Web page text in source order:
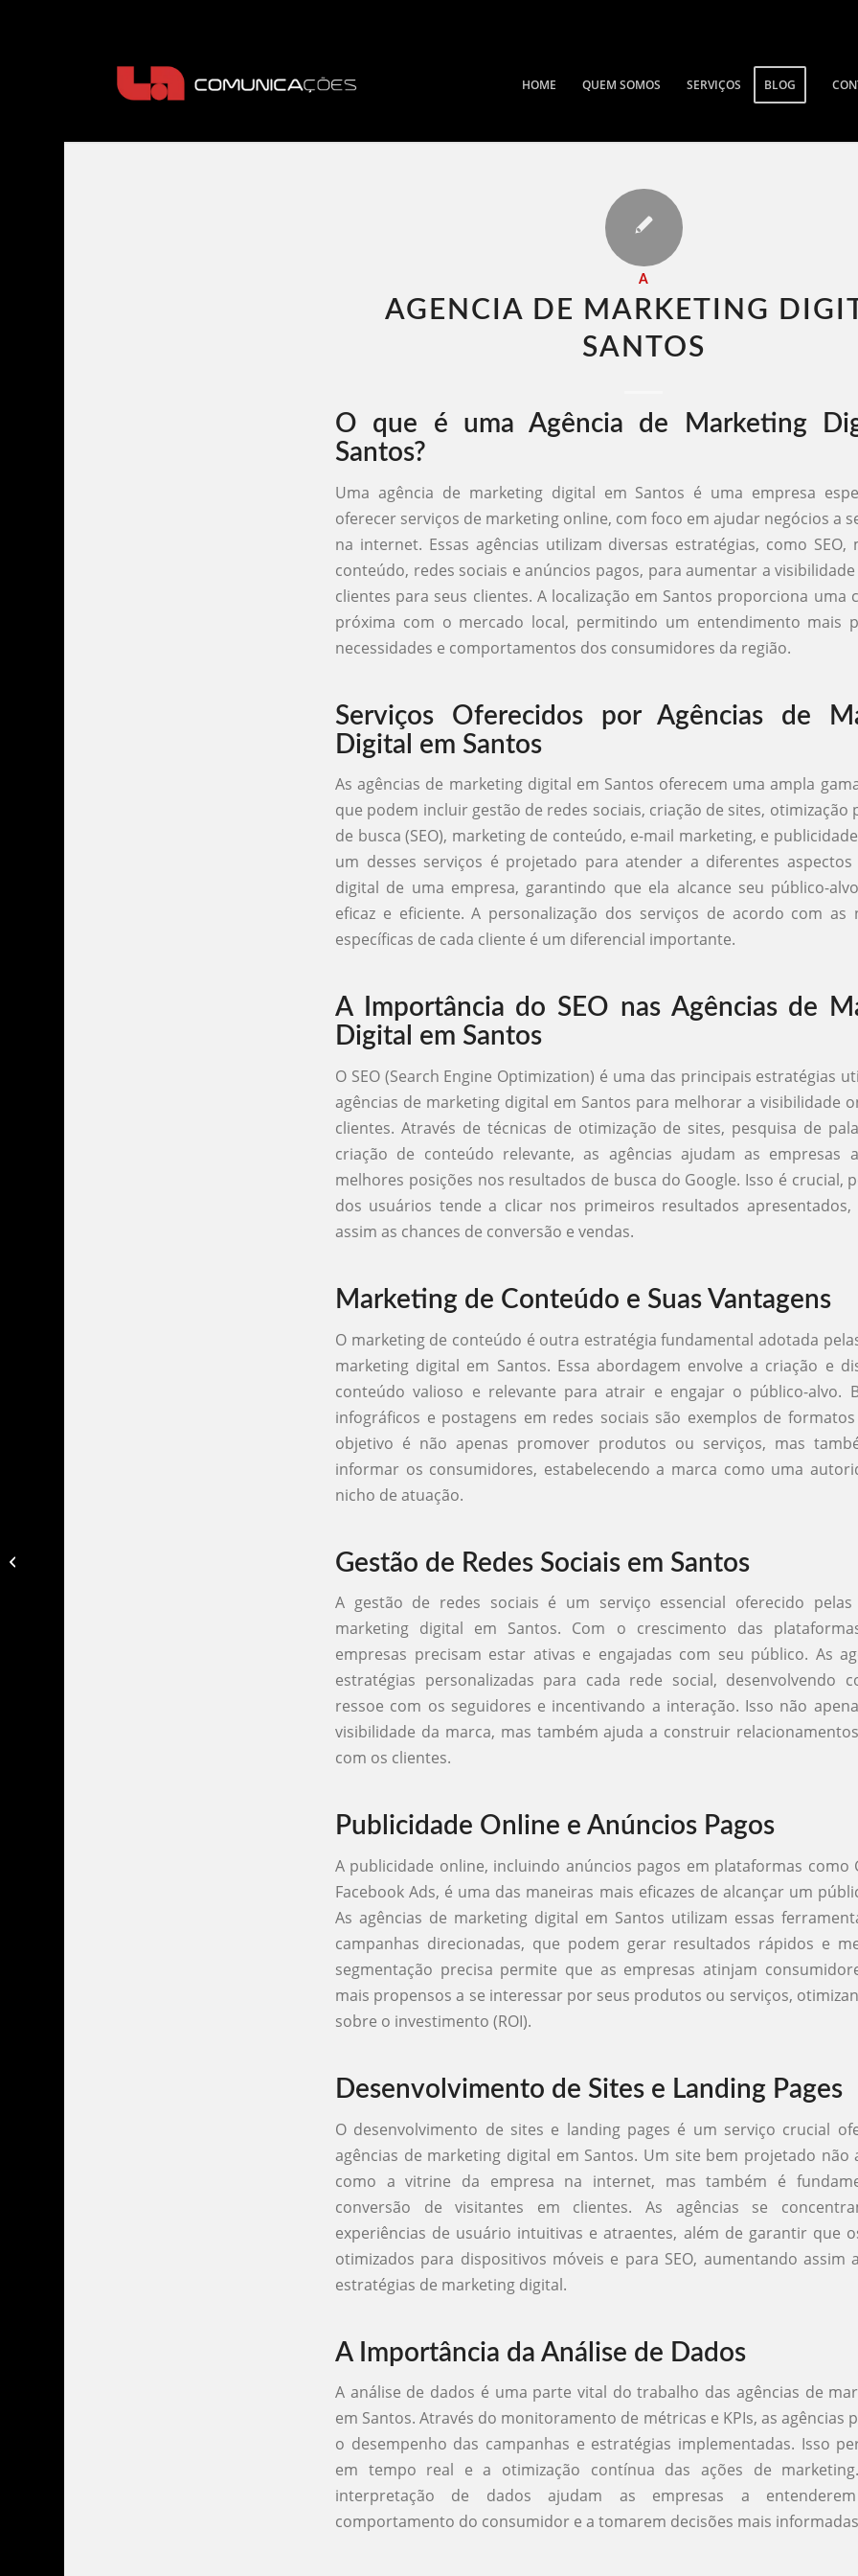
HOME QUEM SOMOS SERVIÇOS BLOG
A
AGENCIA DE MARKETING
SANTOS​
O que é uma Agência de Marketing
Santos?
Uma agência de marketing digital em Santos é uma empresa
oferecer serviços de marketing online, com foco em ajudar negócios a
na internet. Essas agências utilizam diversas estratégias, como SEO,
conteúdo, redes sociais e anúncios pagos, para aumentar a
clientes para seus clientes. A localização em Santos proporciona uma
próxima com o mercado local, permitindo um entendimento mais
necessidades e comportamentos dos consumidores da região.
Serviços Oferecidos por Agências de
Digital em Santos
As agências de marketing digital em Santos oferecem uma ampla
que podem incluir gestão de redes sociais, criação de sites, otimização
de busca (SEO), marketing de conteúdo, e-mail marketing, e
um desses serviços é projetado para atender a diferentes aspectos
digital de uma empresa, garantindo que ela alcance seu público-
eficaz e eficiente. A personalização dos serviços de acordo com as
específicas de cada cliente é um diferencial importante.
A Importância do SEO nas Agências de
Digital em Santos
O SEO (Search Engine Optimization) é uma das principais estratégias
agências de marketing digital em Santos para melhorar a visibilidade
clientes. Através de técnicas de otimização de sites, pesquisa de
criação de conteúdo relevante, as agências ajudam as empresas
melhores posições nos resultados de busca do Google. Isso é crucial,
dos usuários tende a clicar nos primeiros resultados apresentados,
assim as chances de conversão e vendas.
Marketing de Conteúdo e Suas Vantagens
O marketing de conteúdo é outra estratégia fundamental adotada
marketing digital em Santos. Essa abordagem envolve a criação e
conteúdo valioso e relevante para atrair e engajar o público-alvo.
infográficos e postagens em redes sociais são exemplos de
objetivo é não apenas promover produtos ou serviços, mas
informar os consumidores, estabelecendo a marca como uma
nicho de atuação.
Gestão de Redes Sociais em Santos
A gestão de redes sociais é um serviço essencial oferecido pelas
marketing digital em Santos. Com o crescimento das
empresas precisam estar ativas e engajadas com seu público. As
estratégias personalizadas para cada rede social, desenvolvendo
ressoe com os seguidores e incentivando a interação. Isso não
visibilidade da marca, mas também ajuda a construir
com os clientes.
Publicidade Online e Anúncios Pagos
A publicidade online, incluindo anúncios pagos em plataformas como
Facebook Ads, é uma das maneiras mais eficazes de alcançar um
As agências de marketing digital em Santos utilizam essas
campanhas direcionadas, que podem gerar resultados rápidos e
segmentação precisa permite que as empresas atinjam
mais propensos a se interessar por seus produtos ou serviços,
sobre o investimento (ROI).
Desenvolvimento de Sites e Landing Pages
O desenvolvimento de sites e landing pages é um serviço crucial
agências de marketing digital em Santos. Um site bem projetado não
como a vitrine da empresa na internet, mas também é
conversão de visitantes em clientes. As agências se
experiências de usuário intuitivas e atraentes, além de garantir que
otimizados para dispositivos móveis e para SEO, aumentando assim
estratégias de marketing digital.
A Importância da Análise de Dados
A análise de dados é uma parte vital do trabalho das agências de
em Santos. Através do monitoramento de métricas e KPIs, as agências
o desempenho das campanhas e estratégias implementadas. Isso
em tempo real e a otimização contínua das ações de
interpretação de dados ajudam as empresas a
comportamento do consumidor e a tomarem decisões mais